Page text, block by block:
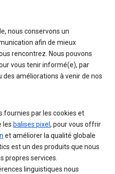
nous conservons un
afin de mieux
rencontrez. Nous pouvons
vous tenir informé(e), par
améliorations à venir de nos
fournies par les cookies et
les balises pixel , pour vous offrir
et améliorer la qualité globale
est un des produits que nous
propres services.
linguistiques nous